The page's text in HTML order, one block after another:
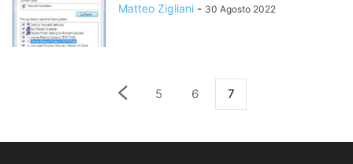
Matteo Zigliani - 30 Agosto 2022
5 6 7